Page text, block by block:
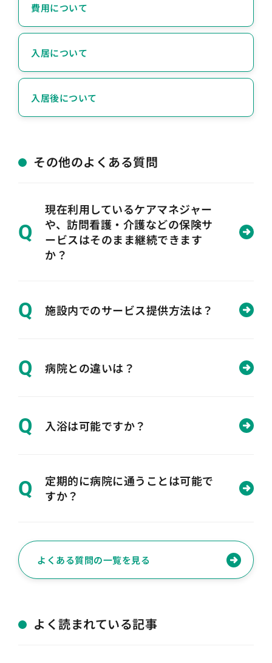
費用について
入居について
入居後について
その他のよくある質問
Q
現在利用しているケアマネジャー
や、訪問看護・介護などの保険サ
ービスはそのまま継続できます
か？
Q 施設内でのサービス提供方法は？
Q 病院との違いは？
Q 入浴は可能ですか？
Q
定期的に病院に通うことは可能で
すか？
よくある質問の一覧を見る
よく読まれている記事